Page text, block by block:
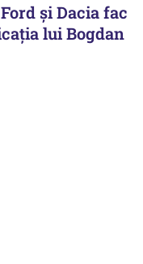
și Dacia fac
lui Bogdan